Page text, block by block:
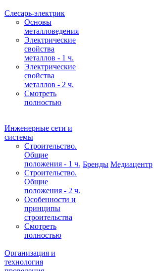
Слесарь-электрик
Основы
металловедения
Электрические
свойства
металлов - 1 ч.
Электрические
свойства
металлов - 2 ч.
Смотреть
полностью
Инженерные сети и
системы
Строительство.
Общие
положения - 1 ч.
Строительство.
Общие
положения - 2 ч.
Особенности и
принципы
строительства
Смотреть
полностью
Организация и
технология
Бренды Медиацентр